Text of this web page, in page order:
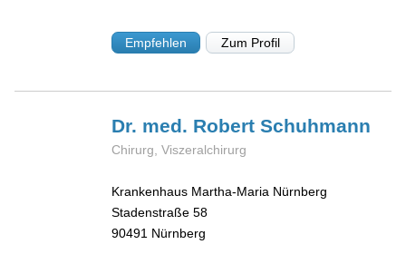
Empfehlen Zum Profil
Dr. med. RobertSchuhmann
Chirurg, Viszeralchirurg
Krankenhaus Martha-Maria Nürnberg
Stadenstraße 58
90491 Nürnberg